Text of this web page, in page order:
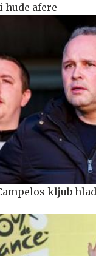
hude afere
kljub